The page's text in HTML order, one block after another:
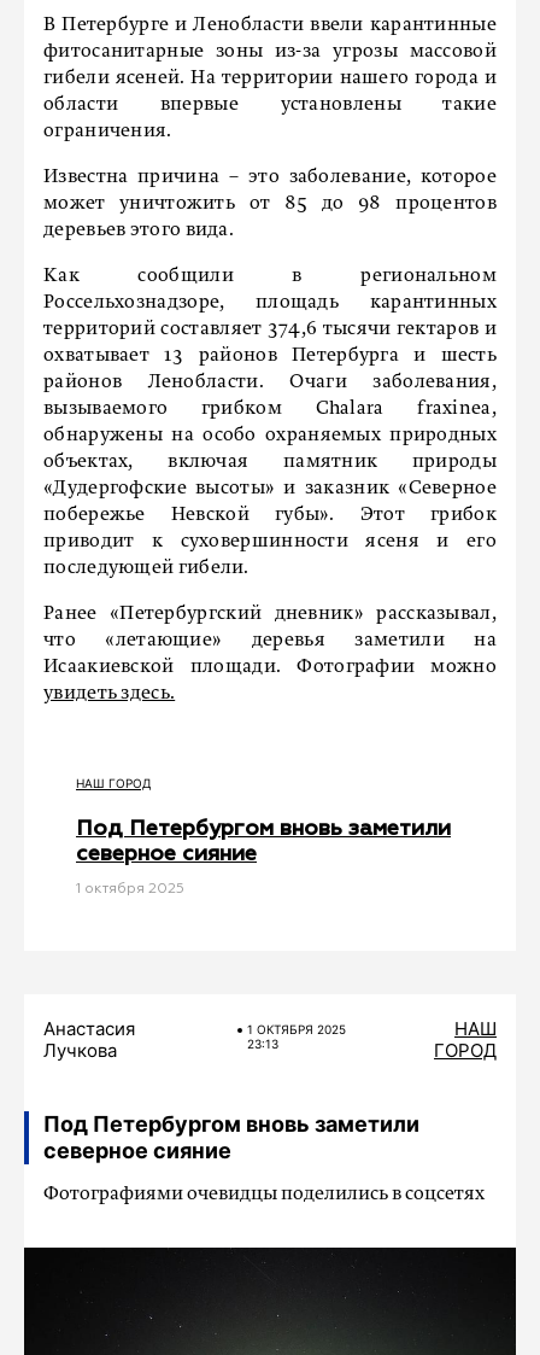
В Петербурге и Ленобласти ввели карантинные
фитосанитарные зоны из-за угрозы массовой
гибели ясеней. На территории нашего города и
области впервые установлены такие
ограничения.
Известна причина – это заболевание, которое
может уничтожить от 85 до 98 процентов
деревьев этого вида.
Как сообщили в региональном
Россельхознадзоре, площадь карантинных
территорий составляет 374,6 тысячи гектаров и
охватывает 13 районов Петербурга и шесть
районов Ленобласти. Очаги заболевания,
вызываемого грибком Chalara fraxinea,
обнаружены на особо охраняемых природных
объектах, включая памятник природы
«Дудергофские высоты» и заказник «Северное
побережье Невской губы». Этот грибок
приводит к суховершинности ясеня и его
последующей гибели.
Ранее «Петербургский дневник» рассказывал,
что «летающие» деревья заметили на
Исаакиевской площади. Фотографии можно
увидеть здесь.
НАШ ГОРОД
Под Петербургом вновь заметили
северное сияние
1 октября 2025
Анастасия
Лучкова
1 ОКТЯБРЯ 2025
23:13
НАШ
ГОРОД
Под Петербургом вновь заметили
северное сияние
Фотографиями очевидцы поделились в соцсетях